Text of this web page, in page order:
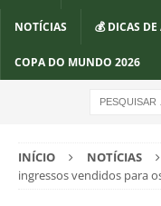
NOTÍCIAS 💰 DICAS DE
COPA DO MUNDO 2026
INÍCIO NOTÍCIAS
ingressos vendidos para